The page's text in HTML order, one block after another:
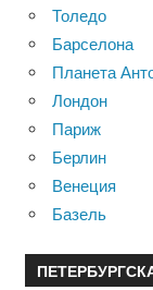
Толедо
Барселона
Планета
Лондон
Париж
Берлин
Венеция
Базель